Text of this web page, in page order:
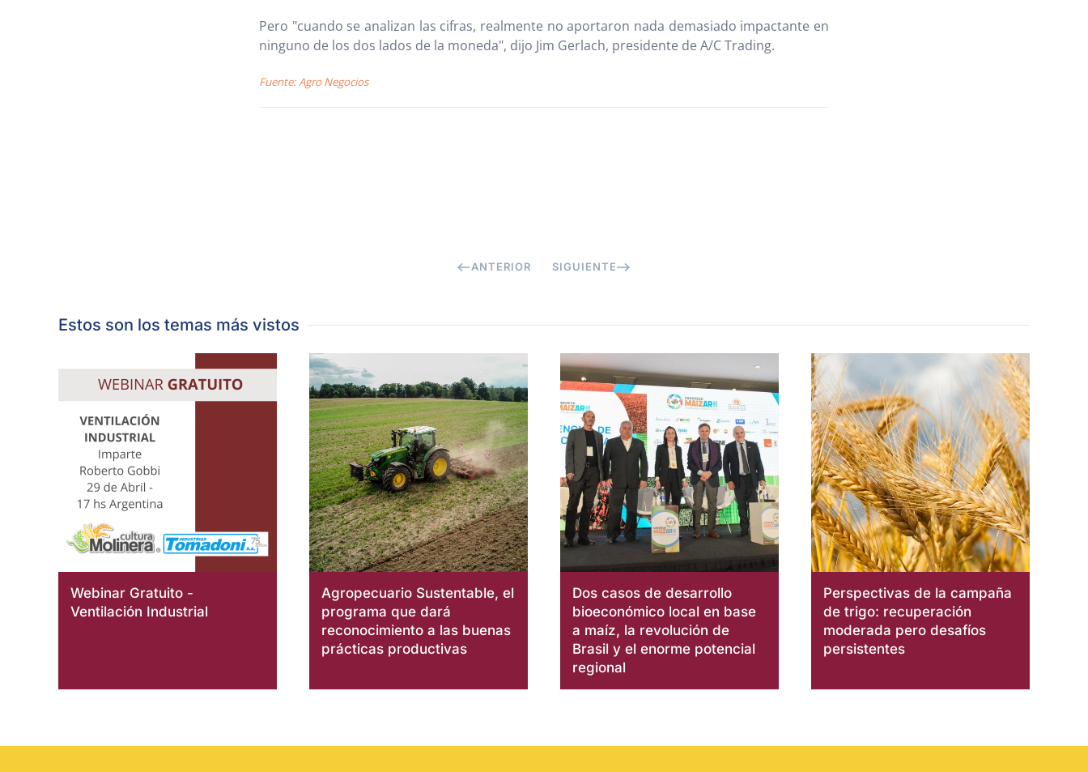
Pero "cuando se analizan las cifras, realmente no aportaron nada demasiado impactante en
ninguno de los dos lados de la moneda", dijo Jim Gerlach, presidente de A/C Trading.
Fuente: Agro Negocios
ANTERIOR SIGUIENTE
Estos son los temas más vistos
Webinar Gratuito -
Ventilación Industrial
Agropecuario Sustentable, el
programa que dará
reconocimiento a las buenas
prácticas productivas
Dos casos de desarrollo
bioeconómico local en base
a maíz, la revolución de
Brasil y el enorme potencial
regional
Perspectivas de la campaña
de trigo: recuperación
moderada pero desafíos
persistentes